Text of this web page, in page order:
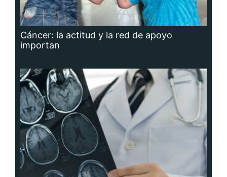
Cáncer: la actitud y la red de apoyo
importan